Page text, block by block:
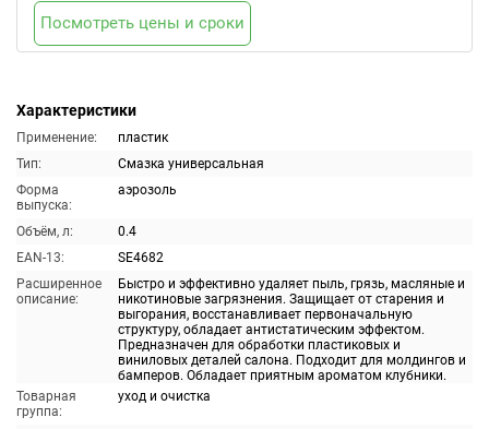
Характеристики
Применение:
пластик
Тип:
Смазка универсальная
Форма
выпуска:
аэрозоль
Объём, л:
0.4
EAN-13:
SE4682
Расширенное
описание:
Быстро и эффективно удаляет пыль, грязь, масляные и
никотиновые загрязнения. Защищает от старения и
выгорания, восстанавливает первоначальную
структуру, обладает антистатическим эффектом.
Предназначен для обработки пластиковых и
виниловых деталей салона. Подходит для молдингов и
бамперов. Обладает приятным ароматом клубники.
Товарная
группа:
уход и очистка
Посмотреть цены и сроки